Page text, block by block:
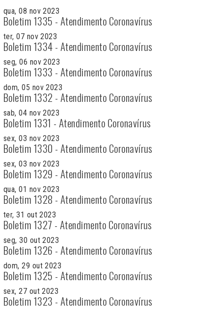
qua, 08 nov 2023
Boletim 1335 - Atendimento Coronavírus
ter, 07 nov 2023
Boletim 1334 - Atendimento Coronavírus
seg, 06 nov 2023
Boletim 1333 - Atendimento Coronavírus
dom, 05 nov 2023
Boletim 1332 - Atendimento Coronavírus
sab, 04 nov 2023
Boletim 1331 - Atendimento Coronavírus
sex, 03 nov 2023
Boletim 1330 - Atendimento Coronavírus
sex, 03 nov 2023
Boletim 1329 - Atendimento Coronavírus
qua, 01 nov 2023
Boletim 1328 - Atendimento Coronavírus
ter, 31 out 2023
Boletim 1327 - Atendimento Coronavírus
seg, 30 out 2023
Boletim 1326 - Atendimento Coronavírus
dom, 29 out 2023
Boletim 1325 - Atendimento Coronavírus
sex, 27 out 2023
Boletim 1323 - Atendimento Coronavírus